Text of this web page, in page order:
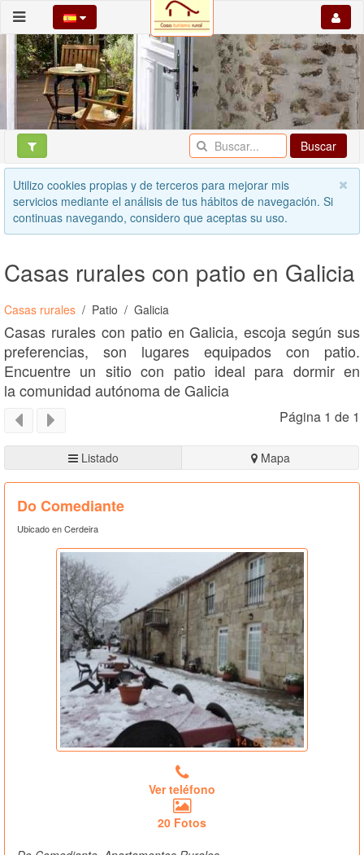
Buscar
Utilizo cookies propias y de terceros para mejorar mis
servicios mediante el análisis de tus hábitos de navegación. Si
continuas navegando, considero que aceptas su uso.
Casas rurales con patio en Galicia
Casas rurales Patio Galicia
Casas rurales con patio en Galicia, escoja según sus
preferencias, son lugares equipados con patio.
Encuentre un sitio con patio ideal para dormir en
la comunidad autónoma de Galicia
Página 1 de 1
Listado Mapa
Do Comediante
Ubicado en Cerdeira
Ver teléfono
20 Fotos